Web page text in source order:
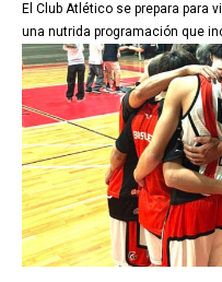
El Club Atlético se prepara para
una nutrida programación que